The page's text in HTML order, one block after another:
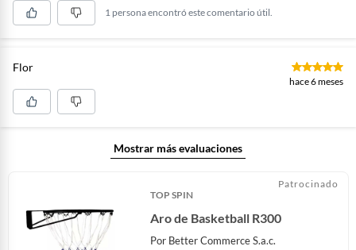
1 persona encontró este comentario útil.
Flor
hace 6 meses
Mostrar más evaluaciones
TOP SPIN
Aro de Basketball R300
Por Better Commerce S.a.c.
Patrocinado